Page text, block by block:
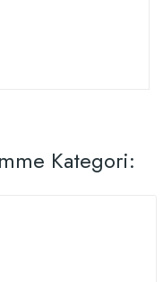
Kategori: